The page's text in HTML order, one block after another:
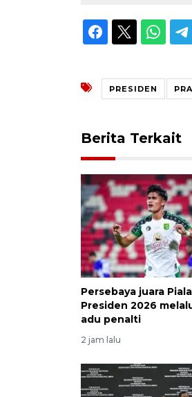
PRESIDEN
Berita Terkait
Persebaya juara Piala
Presiden 2026
adu penalti
2 jam lalu